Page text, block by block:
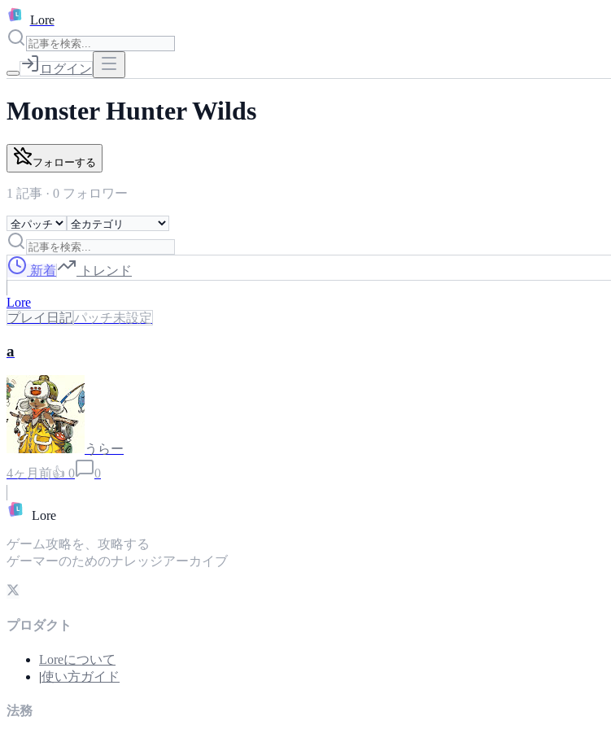
L Lore
ログイン
Monster Hunter Wilds
フォローする
1 記事 · 0 フォロワー
新着 トレンド
Lore
プレイ日記パッチ未設定
a
うらー
4ヶ月前👍 0 0
L
Lore
ゲーム攻略を、攻略する
ゲーマーのためのナレッジアーカイブ
プロダクト
Loreについて
|使い方ガイド
法務